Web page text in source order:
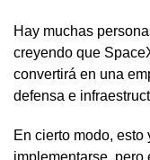
Hay muchas
creyendo que
convertirá en una
defensa e
En cierto modo, esto
implementarse, pero